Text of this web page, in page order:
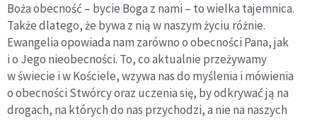
Boża obecność – bycie Boga z nami – to wielka tajemnica.
Także dlatego, że bywa z nią w naszym życiu różnie.
Ewangelia opowiada nam zarówno o obecności Pana, jak
i o Jego nieobecności. To, co aktualnie przeżywamy
w świecie i w Kościele, wzywa nas do myślenia i mówienia
o obecności Stwórcy oraz uczenia się, by odkrywać ją na
drogach, na których do nas przychodzi, a nie na naszych